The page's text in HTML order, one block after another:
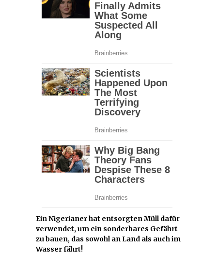
Ein Nigerianer hat entsorgten Müll dafür
verwendet, um ein sonderbares Gefährt
zu bauen, das sowohl an Land als auch im
Wasser fährt!